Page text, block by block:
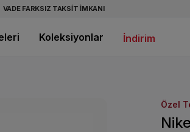
VADE FARKSIZ TAKSİT İMKANI
Koleksiyonlar İndirim
Özel